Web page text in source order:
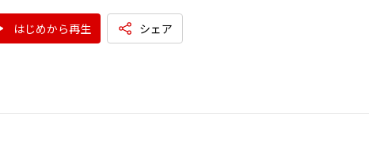
はじめから再生 シェア